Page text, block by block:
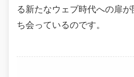
る新たなウェブ時代への扉
ち会っているのです。